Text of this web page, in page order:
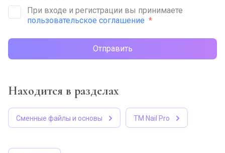
При входе и регистрации вы принимаете
пользовательское соглашение *
Отправить
Находится в разделах
Сменные файлы и основы ТМ Nail Pro